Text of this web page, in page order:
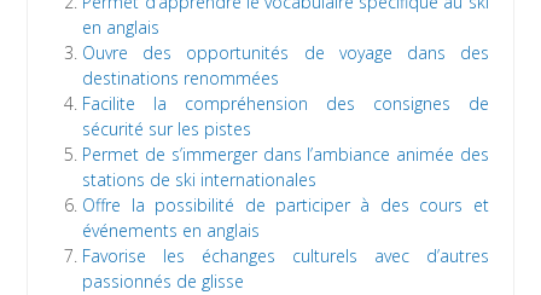
en anglais
Ouvre des opportunités de voyage dans des
destinations renommées
Facilite la compréhension des consignes de
sécurité sur les pistes
Permet de s’immerger dans l’ambiance animée des
stations de ski internationales
Offre la possibilité de participer à des cours et
événements en anglais
Favorise les échanges culturels avec d’autres
passionnés de glisse